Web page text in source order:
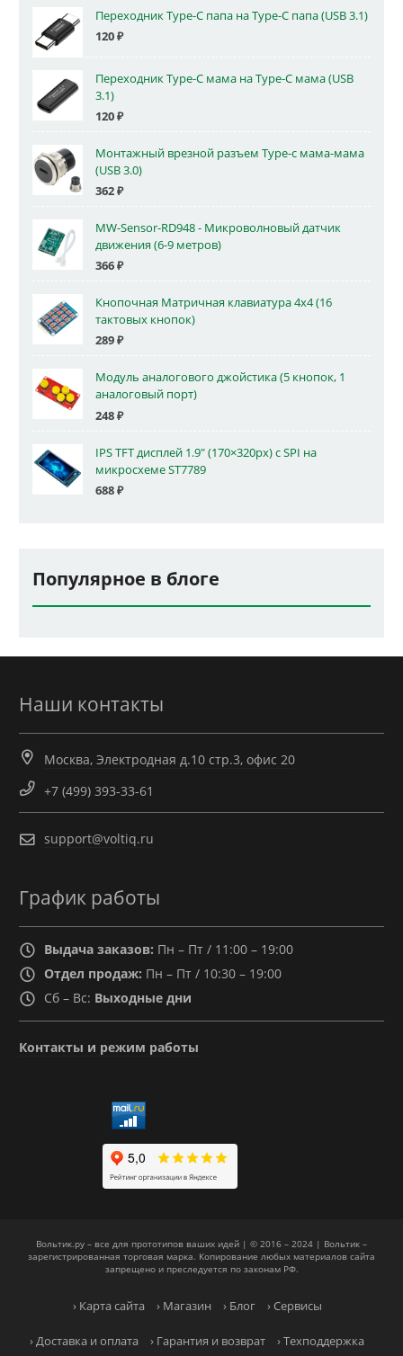
Переходник Type-C папа на Type-C папа (USB 3.1)
120₽
Переходник Type-C мама на Type-C мама (USB
3.1)
120₽
Монтажный врезной разъем Type-c мама-мама
(USB 3.0)
362₽
MW-Sensor-RD948 - Микроволновый датчик
движения (6-9 метров)
366₽
Кнопочная Матричная клавиатура 4x4 (16
тактовых кнопок)
289₽
Модуль аналогового джойстика (5 кнопок, 1
аналоговый порт)
248₽
IPS TFT дисплей 1.9" (170×320px) с SPI на
микросхеме ST7789
688₽
Популярное в блоге
Наши контакты
Москва, Электродная д.10 стр.3, офис 20
+7 (499) 393-33-61
support@voltiq.ru
График работы
Выдача заказов: Пн – Пт / 11:00 – 19:00
Отдел продаж: Пн – Пт / 10:30 – 19:00
Сб – Вс: Выходные дни
Контакты и режим работы
Вольтик.ру – все для прототипов ваших идей | © 2016 – 2024 | Вольтик –
зарегистрированная торговая марка. Копирование любых материалов сайта
запрещено и преследуется по законам РФ.
› Карта сайта › Магазин › Блог › Сервисы
› Доставка и оплата › Гарантия и возврат › Техподдержка